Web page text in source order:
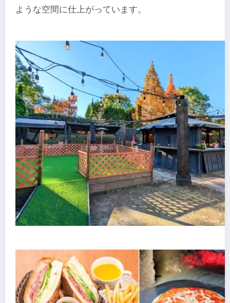
ような空間に仕上がっています。